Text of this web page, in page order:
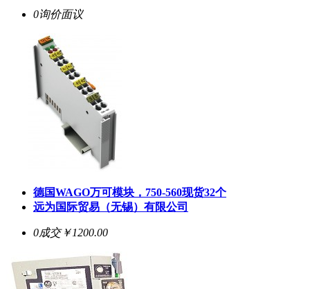
0询价面议
德国WAGO万可模块，750-560现货32个
远为国际贸易（无锡）有限公司
0成交￥1200.00